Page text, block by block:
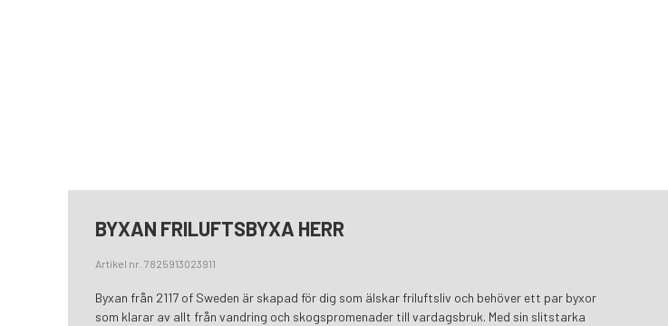
BYXAN FRILUFTSBYXA HERR
Artikel nr. 7825913023911
Byxan från 2117 of Sweden är skapad för dig som älskar friluftsliv och behöver ett par byxor
som klarar av allt från vandring och skogspromenader till vardagsbruk. Med sin slitstarka